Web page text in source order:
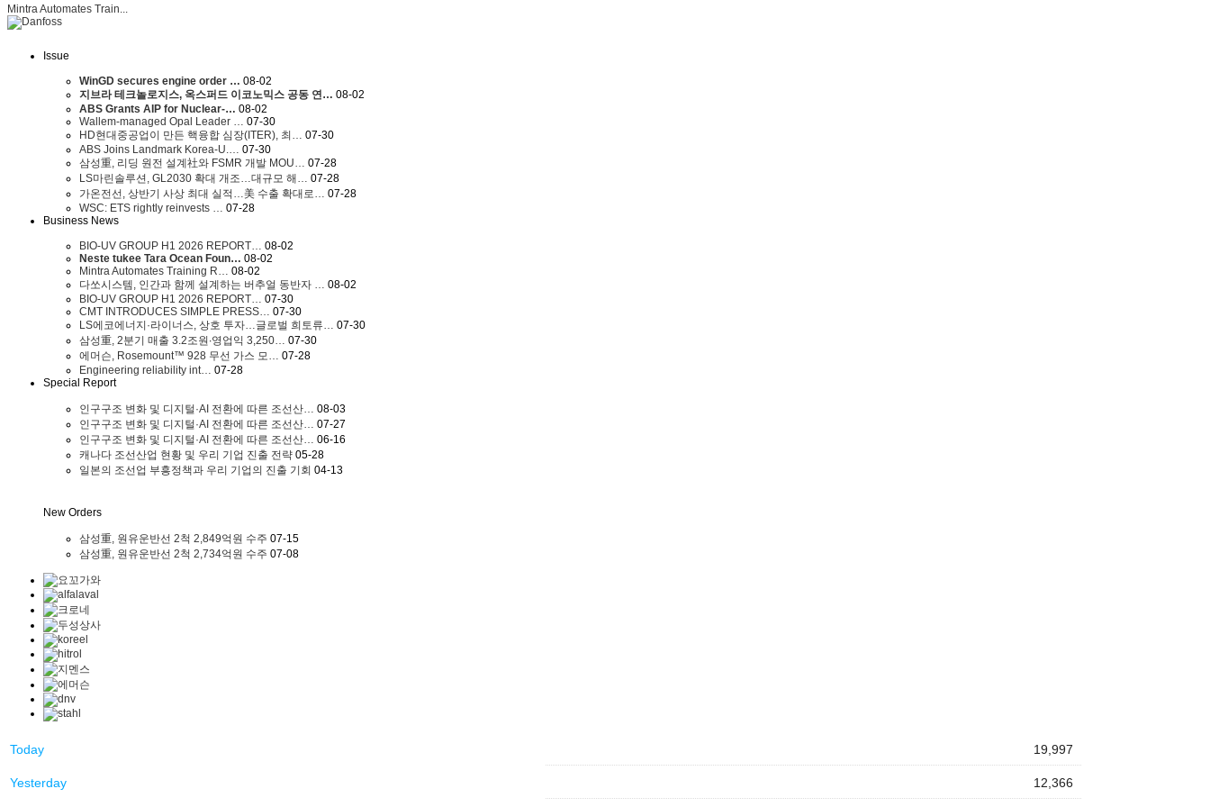
Mintra Automates Train...
Issue
WinGD secures engine order … 08-02
지브라 테크놀로지스, 옥스퍼드 이코노믹스 공동 연… 08-02
ABS Grants AIP for Nuclear-… 08-02
Wallem-managed Opal Leader …
07-30
HD현대중공업이 만든 핵융합 심장(ITER), 최…
07-30
ABS Joins Landmark Korea-U.…
07-30
삼성重, 리딩 원전 설계社와 FSMR 개발 MOU…
07-28
LS마린솔루션, GL2030 확대 개조…대규모 해…
07-28
가온전선, 상반기 사상 최대 실적…美 수출 확대로…
07-28
WSC: ETS rightly reinvests …
07-28
Business News
BIO-UV GROUP H1 2026 REPORT…
08-02
Neste tukee Tara Ocean Foun… 08-02
Mintra Automates Training R…
08-02
다쏘시스템, 인간과 함께 설계하는 버추얼 동반자 …
08-02
BIO-UV GROUP H1 2026 REPORT…
07-30
CMT INTRODUCES SIMPLE PRESS…
07-30
LS에코에너지·라이너스, 상호 투자…글로벌 희토류…
07-30
삼성重, 2분기 매출 3.2조원∙영업익 3,250…
07-30
에머슨, Rosemount™ 928 무선 가스 모…
07-28
Engineering reliability int…
07-28
Special Report
인구구조 변화 및 디지털·AI 전환에 따른 조선산…
08-03
인구구조 변화 및 디지털·AI 전환에 따른 조선산…
07-27
인구구조 변화 및 디지털·AI 전환에 따른 조선산…
06-16
캐나다 조선산업 현황 및 우리 기업 진출 전략 05-28
일본의 조선업 부흥정책과 우리 기업의 진출 기회 04-13
New Orders
삼성重, 원유운반선 2척 2,849억원 수주 07-15
삼성重, 원유운반선 2척 2,734억원 수주 07-08
Today 19,997
Yesterday 12,366